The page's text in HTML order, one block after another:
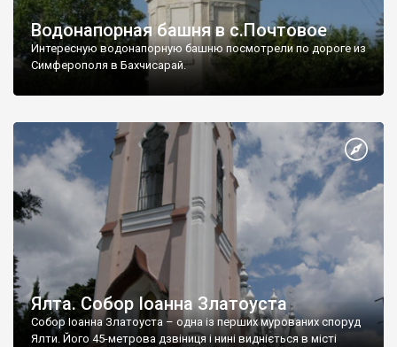
Водонапорная башня в с.Почтовое
Интересную водонапорную башню посмотрели по дороге из
Симферополя в Бахчисарай.
Ялта. Собор Іоанна Златоуста
Собор Іоанна Златоуста – одна із перших мурованих споруд
Ялти. Його 45-метрова дзвіниця і нині видніється в місті